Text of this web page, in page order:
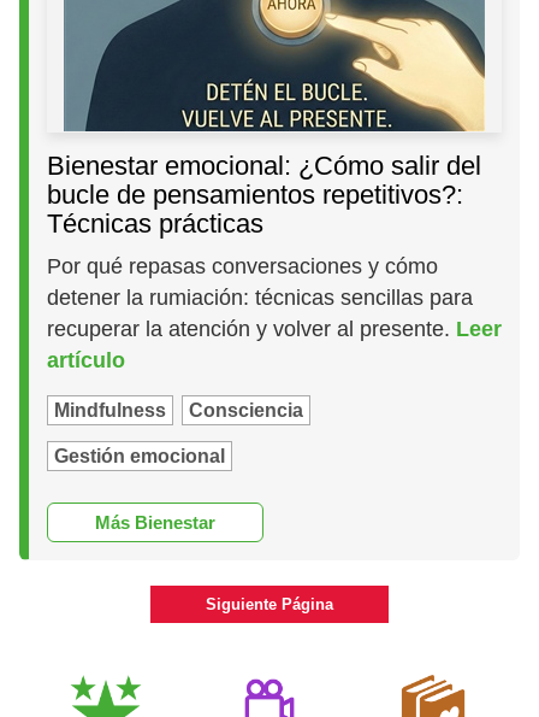
Bienestar emocional: ¿Cómo salir del
bucle de pensamientos repetitivos?:
Técnicas prácticas
Por qué repasas conversaciones y cómo
detener la rumiación: técnicas sencillas para
recuperar la atención y volver al presente. Leer
artículo
Mindfulness Consciencia
Gestión emocional
Más Bienestar
Siguiente Página